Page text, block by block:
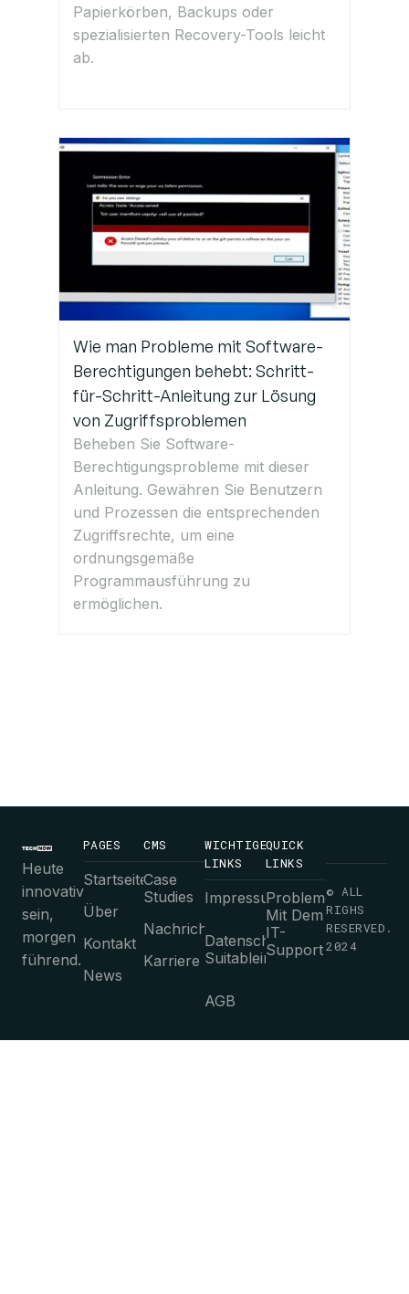
Papierkörben, Backups oder
spezialisierten Recovery-Tools leicht
ab.
Wie man Probleme mit Software-
Berechtigungen behebt: Schritt-
für-Schritt-Anleitung zur Lösung
von Zugriffsproblemen
Beheben Sie Software-
Berechtigungsprobleme mit dieser
Anleitung. Gewähren Sie Benutzern
und Prozessen die entsprechenden
Zugriffsrechte, um eine
ordnungsgemäße
Programmausführung zu
ermöglichen.
Heute
innovativ
sein,
morgen
führend.
PAGES
Startseite
Über
Kontakt
News
CMS
Case
Studies
Nachrichten
Karriere
WICHTIGE
LINKS
Impressum
Datenschutz-
Suitableimmungen
AGB
QUICK
LINKS
Probleme
Mit Dem
IT-
Support
© ALL
RIGHS
RESERVED.
2024